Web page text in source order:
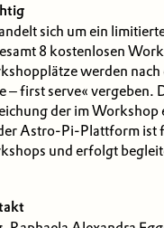
sich um ein
8 kostenlosen
werden
– first serve« vergeben.
der im Workshop
Astro-Pi-Plattform ist
und erfolgt